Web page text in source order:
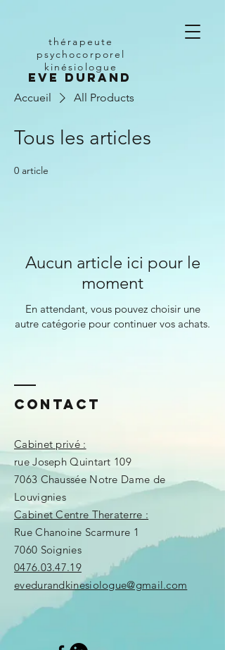
Eve Durand
thérapeute
psychocorporel
kinésiologue
Accueil All Products
Tous les articles
0 article
Aucun article ici pour le
moment
En attendant, vous pouvez choisir une
autre catégorie pour continuer vos achats.
Contact
Cabinet privé :
rue Joseph Quintart 109
7063 Chaussée Notre Dame de
Louvignies
Cabinet Centre Theraterre :
Rue Chanoine Scarmure 1
7060 Soignies
0476.03.47.19
evedurandkinesiologue@gmail.com